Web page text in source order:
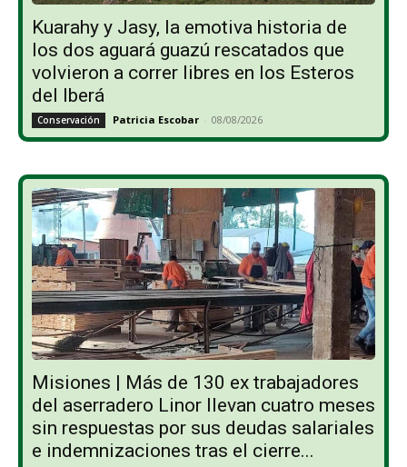
Kuarahy y Jasy, la emotiva historia de
los dos aguará guazú rescatados que
volvieron a correr libres en los Esteros
del Iberá
Conservación Patricia Escobar - 08/08/2026
Misiones | Más de 130 ex trabajadores
del aserradero Linor llevan cuatro meses
sin respuestas por sus deudas salariales
e indemnizaciones tras el cierre...